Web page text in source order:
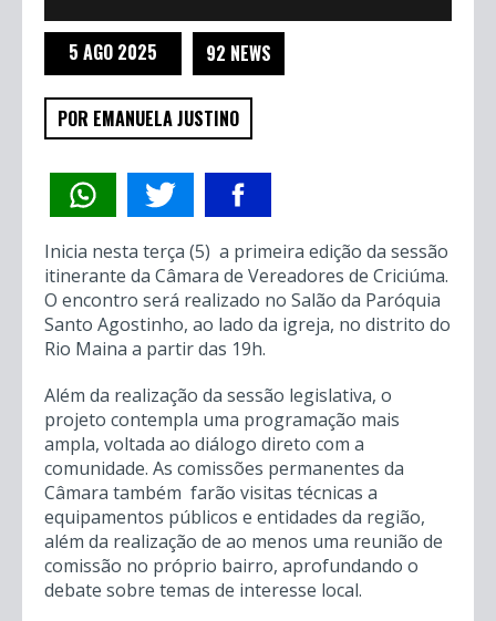
5 AGO 2025 92 NEWS
POR EMANUELA JUSTINO
Inicia nesta terça (5) a primeira edição da sessão
itinerante da Câmara de Vereadores de Criciúma.
O encontro será realizado no Salão da Paróquia
Santo Agostinho, ao lado da igreja, no distrito do
Rio Maina a partir das 19h.
Além da realização da sessão legislativa, o
projeto contempla uma programação mais
ampla, voltada ao diálogo direto com a
comunidade. As comissões permanentes da
Câmara também farão visitas técnicas a
equipamentos públicos e entidades da região,
além da realização de ao menos uma reunião de
comissão no próprio bairro, aprofundando o
debate sobre temas de interesse local.